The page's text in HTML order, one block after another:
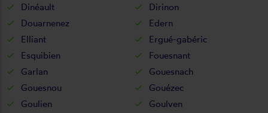
Dinéault
Dirinon
Douarnenez
Edern
Elliant
Ergué-gabéric
Esquibien
Fouesnant
Garlan
Gouesnach
Gouesnou
Gouézec
Goulien
Goulven